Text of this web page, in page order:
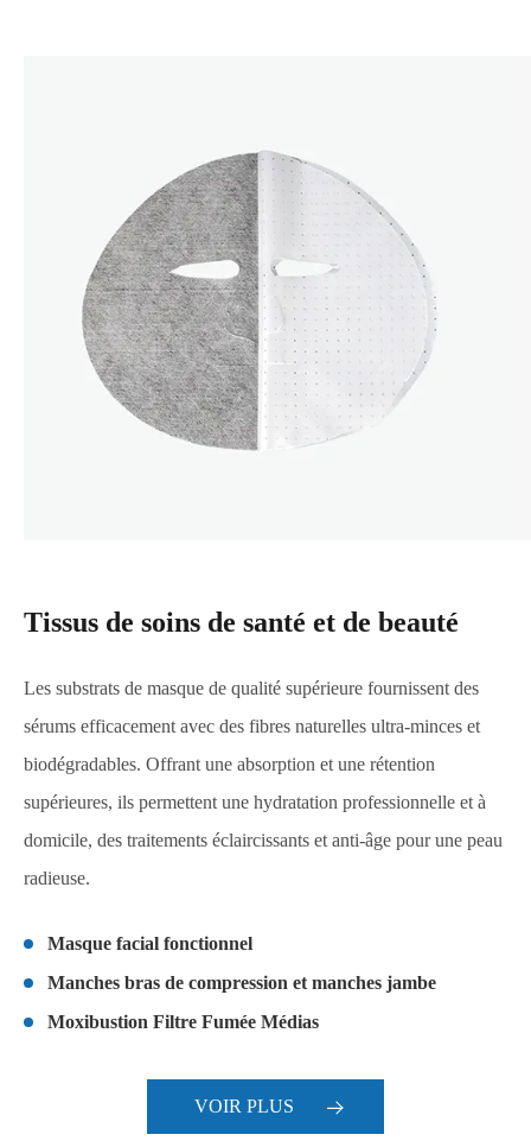
Tissus de soins de santé et de beauté
Les substrats de masque de qualité supérieure fournissent des
sérums efficacement avec des fibres naturelles ultra-minces et
biodégradables. Offrant une absorption et une rétention
supérieures, ils permettent une hydratation professionnelle et à
domicile, des traitements éclaircissants et anti-âge pour une peau
radieuse.
Masque facial fonctionnel
Manches bras de compression et manches jambe
Moxibustion Filtre Fumée Médias
VOIR PLUS